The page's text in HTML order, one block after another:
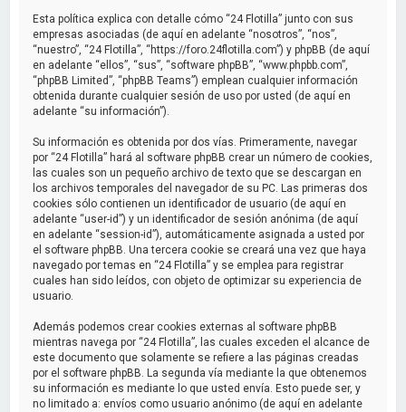
Esta política explica con detalle cómo “24 Flotilla” junto con sus
empresas asociadas (de aquí en adelante “nosotros”, “nos”,
“nuestro”, “24 Flotilla”, “https://foro.24flotilla.com”) y phpBB (de aquí
en adelante “ellos”, “sus”, “software phpBB”, “www.phpbb.com”,
“phpBB Limited”, “phpBB Teams”) emplean cualquier información
obtenida durante cualquier sesión de uso por usted (de aquí en
adelante “su información”).
Su información es obtenida por dos vías. Primeramente, navegar
por “24 Flotilla” hará al software phpBB crear un número de cookies,
las cuales son un pequeño archivo de texto que se descargan en
los archivos temporales del navegador de su PC. Las primeras dos
cookies sólo contienen un identificador de usuario (de aquí en
adelante “user-id”) y un identificador de sesión anónima (de aquí
en adelante “session-id”), automáticamente asignada a usted por
el software phpBB. Una tercera cookie se creará una vez que haya
navegado por temas en “24 Flotilla” y se emplea para registrar
cuales han sido leídos, con objeto de optimizar su experiencia de
usuario.
Además podemos crear cookies externas al software phpBB
mientras navega por “24 Flotilla”, las cuales exceden el alcance de
este documento que solamente se refiere a las páginas creadas
por el software phpBB. La segunda vía mediante la que obtenemos
su información es mediante lo que usted envía. Esto puede ser, y
no limitado a: envíos como usuario anónimo (de aquí en adelante